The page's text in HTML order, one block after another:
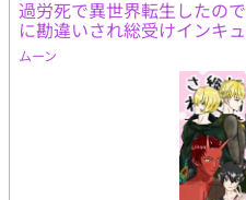
の心の声など、《》は主人公に
など。 ※主人公総攻め。主人公
の心の声はうるさめ＆オタク色
プがあります。 ※登場人物のほ
どが欠けています。 ※切り傷、
特徴を持つ受けが登場し、その
みがあります(ほぐし合い、キ
で風味です。 ※タイトルの後に
てあります。順次全話実装予
過労死で異世界転生したの
に勘違いされ総受けインキ
ムーン